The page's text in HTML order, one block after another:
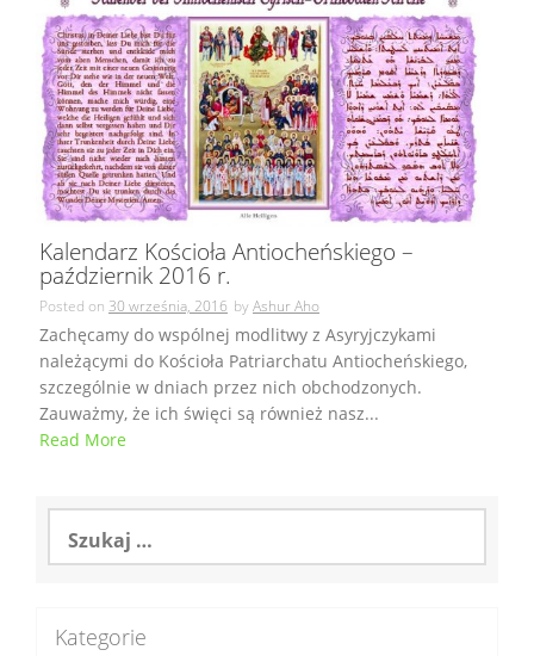
Kalendarz Kościoła Antiocheńskiego –
październik 2016 r.
Posted on 30 września, 2016 byAshur Aho
Zachęcamy do wspólnej modlitwy z Asyryjczykami
należącymi do Kościoła Patriarchatu Antiocheńskiego,
szczególnie w dniach przez nich obchodzonych.
Zauważmy, że ich święci są również nasz...
Read More
Szukaj:
Kategorie